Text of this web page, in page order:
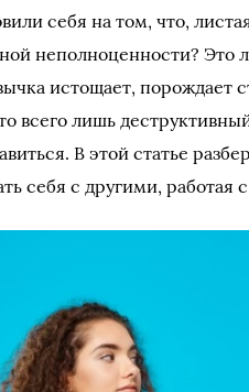
себя на том, что,
неполноценности? Это
истощает, порождает
всего лишь
В этой статье
себя с другими,